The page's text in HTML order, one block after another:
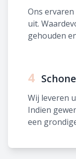
Ons
uit.
gehouden
4
Wij leveren
Indien
een